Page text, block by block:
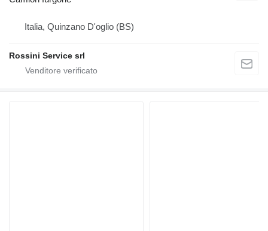
Italia, Quinzano D'oglio (BS)
Rossini Service srl